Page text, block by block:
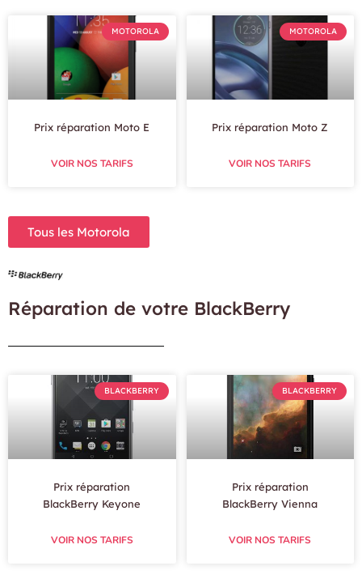
MOTOROLA
Prix réparation Moto E
VOIR NOS TARIFS
MOTOROLA
Prix réparation Moto Z
VOIR NOS TARIFS
Tous les Motorola
Réparation de votre BlackBerry
BLACKBERRY
Prix réparation
BlackBerry Keyone
VOIR NOS TARIFS
BLACKBERRY
Prix réparation
BlackBerry Vienna
VOIR NOS TARIFS